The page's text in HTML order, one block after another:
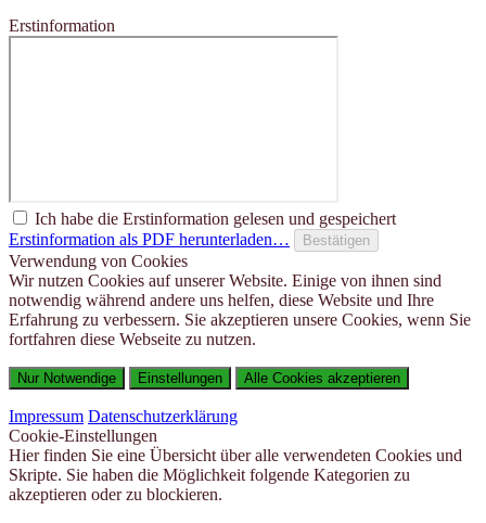
Erstinformation
Ich habe die Erstinformation gelesen und gespeichert
Erstinformation als PDF herunterladen…
Bestätigen
Verwendung von Cookies
Wir nutzen Cookies auf unserer Website. Einige von ihnen sind
notwendig während andere uns helfen, diese Website und Ihre
Erfahrung zu verbessern. Sie akzeptieren unsere Cookies, wenn Sie
fortfahren diese Webseite zu nutzen.
Nur Notwendige Einstellungen Alle Cookies akzeptieren
Impressum Datenschutzerklärung
Cookie-Einstellungen
Hier finden Sie eine Übersicht über alle verwendeten Cookies und
Skripte. Sie haben die Möglichkeit folgende Kategorien zu
akzeptieren oder zu blockieren.